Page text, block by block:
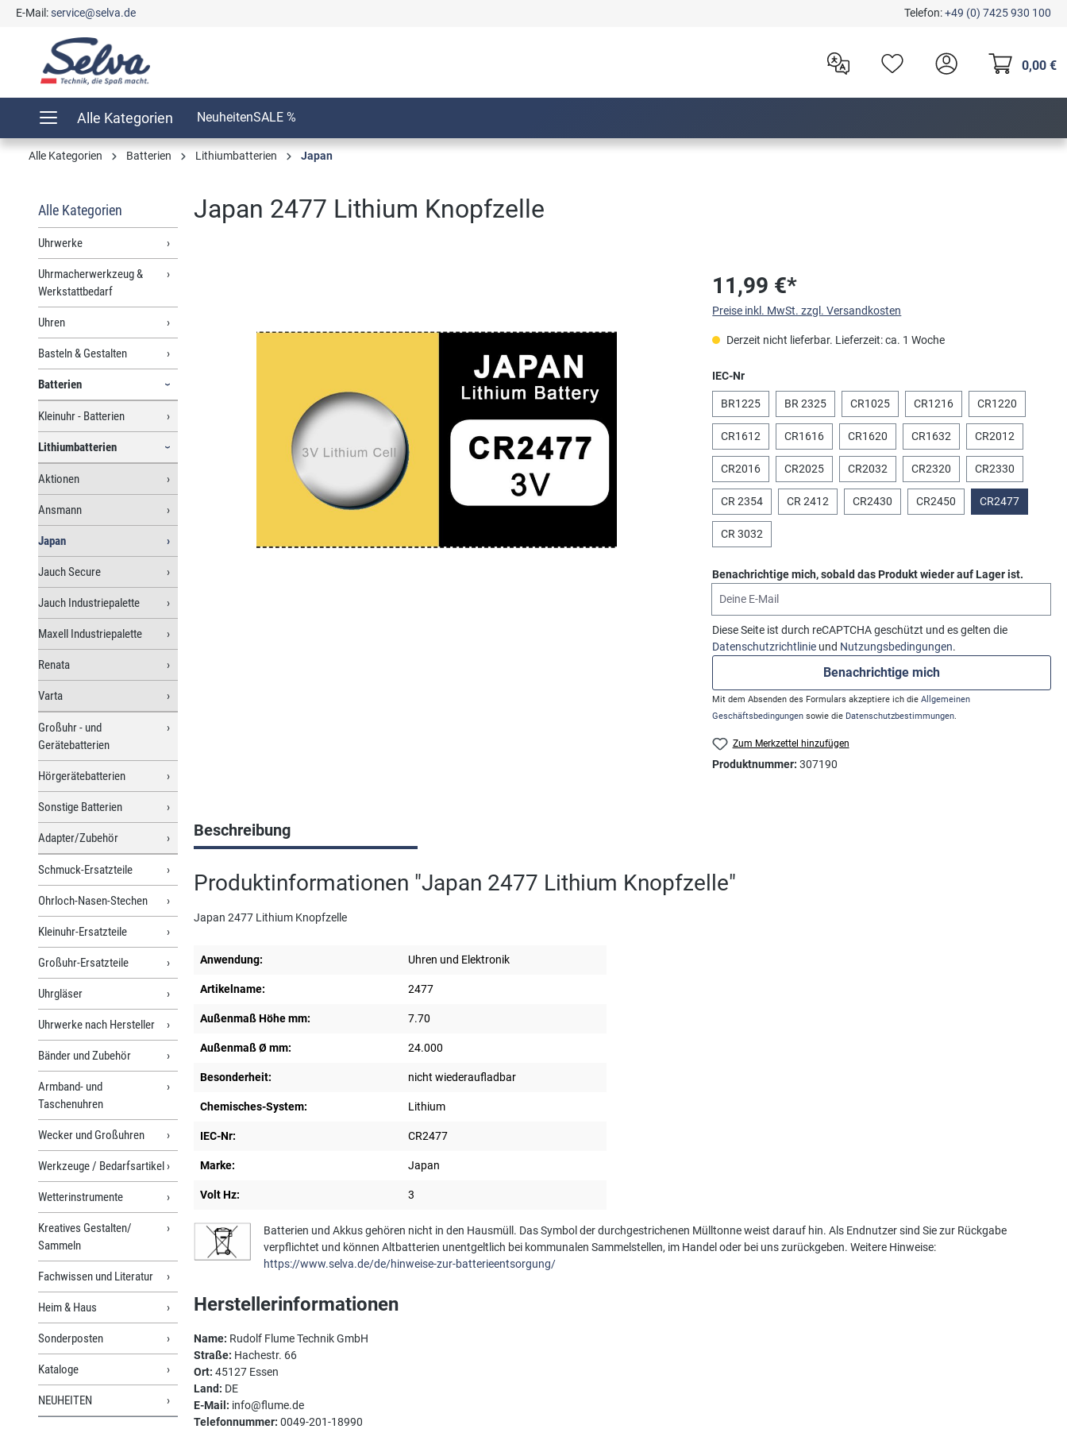
Zur Hauptnavigation springen
E-Mail:service@selva.de Telefon:+49 (0) 7425 930 100
0,00 €
Alle Kategorien NeuheitenSALE %
Alle Kategorien Batterien Lithiumbatterien Japan
Alle Kategorien
Uhrwerke
Uhrmacherwerkzeug &
Werkstattbedarf
Uhren
Basteln & Gestalten
Batterien
Kleinuhr - Batterien
Lithiumbatterien
Aktionen
Ansmann
Japan
Jauch Secure
Jauch Industriepalette
Maxell Industriepalette
Renata
Varta
Großuhr - und
Gerätebatterien
Hörgerätebatterien
Sonstige Batterien
Adapter/Zubehör
Schmuck-Ersatzteile
Ohrloch-Nasen-Stechen
Kleinuhr-Ersatzteile
Großuhr-Ersatzteile
Uhrgläser
Uhrwerke nach Hersteller
Bänder und Zubehör
Armband- und
Taschenuhren
Wecker und Großuhren
Werkzeuge / Bedarfsartikel
Wetterinstrumente
Kreatives Gestalten/
Sammeln
Fachwissen und Literatur
Heim & Haus
Sonderposten
Kataloge
NEUHEITEN
Japan 2477 Lithium Knopfzelle
11,99 €*
Preise inkl. MwSt. zzgl. Versandkosten
Derzeit nicht lieferbar. Lieferzeit: ca. 1 Woche
IEC-Nrauswählen
BR1225 BR 2325 CR1025 CR1216 CR1220
CR1612 CR1616 CR1620 CR1632 CR2012
CR2016 CR2025 CR2032 CR2320 CR2330
CR 2354 CR 2412 CR2430 CR2450 CR2477
CR 3032
Benachrichtige mich, sobald das Produkt wieder auf Lager ist.
Diese Seite ist durch reCAPTCHA geschützt und es gelten die
Datenschutzrichtlinie und Nutzungsbedingungen.
Benachrichtige mich
Mit dem Absenden des Formulars akzeptiere ich dieAllgemeinen
Geschäftsbedingungen sowie die Datenschutzbestimmungen
Zum Merkzettel hinzufügen
Produktnummer:307190
Beschreibung
Produktinformationen "Japan 2477 Lithium Knopfzelle"
Japan 2477 Lithium Knopfzelle
Anwendung: Uhren und Elektronik
Artikelname: 2477
Außenmaß Höhe mm: 7.70
Außenmaß Ø mm: 24.000
Besonderheit: nicht wiederaufladbar
Chemisches-System: Lithium
IEC-Nr: CR2477
Marke: Japan
Volt Hz: 3
Batterien und Akkus gehören nicht in den Hausmüll. Das Symbol der durchgestrichenen Mülltonne weist darauf hin. Als Endnutzer sind Sie zur Rückgabe
verpflichtet und können Altbatterien unentgeltlich bei kommunalen Sammelstellen, im Handel oder bei uns zurückgeben. Weitere Hinweise:
https://www.selva.de/de/hinweise-zur-batterieentsorgung/
Herstellerinformationen
Name: Rudolf Flume Technik GmbH
Straße: Hachestr. 66
Ort: 45127 Essen
Land: DE
E-Mail: info@flume.de
Telefonnummer: 0049-201-18990